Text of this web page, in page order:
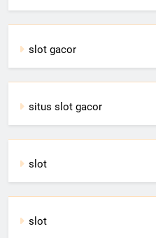
slot gacor
situs slot gacor
slot
slot